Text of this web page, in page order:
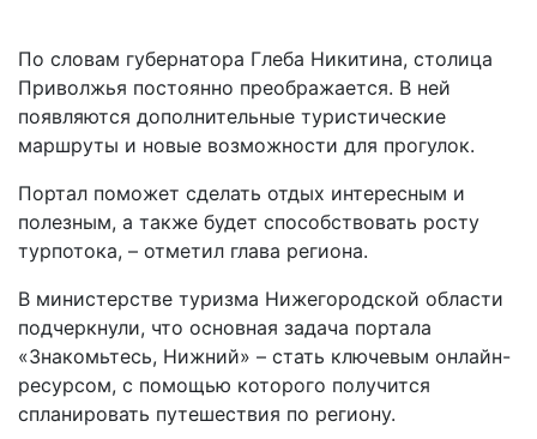
По словам губернатора Глеба Никитина, столица
Приволжья постоянно преображается. В ней
появляются дополнительные туристические
маршруты и новые возможности для прогулок.
Портал поможет сделать отдых интересным и
полезным, а также будет способствовать росту
турпотока, – отметил глава региона.
В министерстве туризма Нижегородской области
подчеркнули, что основная задача портала
«Знакомьтесь, Нижний» – стать ключевым онлайн-
ресурсом, с помощью которого получится
спланировать путешествия по региону.